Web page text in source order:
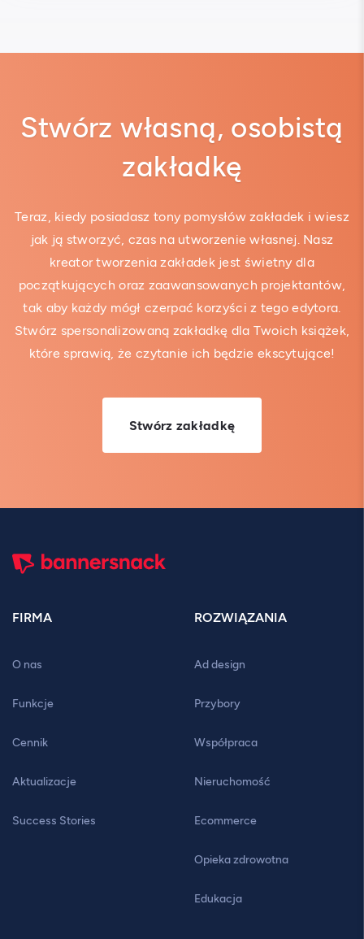
Stwórz własną, osobistą
zakładkę
Teraz, kiedy posiadasz tony pomysłów zakładek i wiesz
jak ją stworzyć, czas na utworzenie własnej. Nasz
kreator tworzenia zakładek jest świetny dla
początkujących oraz zaawansowanych projektantów,
tak aby każdy mógł czerpać korzyści z tego edytora.
Stwórz spersonalizowaną zakładkę dla Twoich książek,
które sprawią, że czytanie ich będzie ekscytujące!
Stwórz zakładkę
FIRMA
O nas
Funkcje
Cennik
Aktualizacje
Success Stories
ROZWIĄZANIA
Ad design
Przybory
Współpraca
Nieruchomość
Ecommerce
Opieka zdrowotna
Edukacja